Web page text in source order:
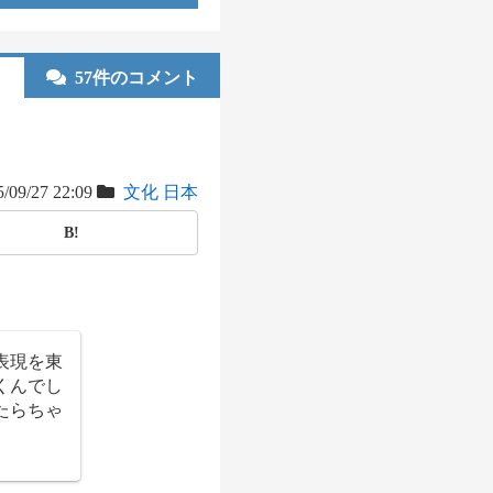
57件のコメント
09/27 22:09 文化 日本
B!
現を東
んでし
らちゃ